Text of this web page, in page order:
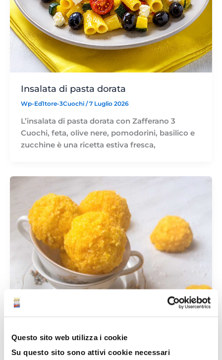
Questo sito web utilizza i cookie
Su questo sito sono attivi cookie necessari
Insalata di pasta dorata
Wp-Ed1tore-3Cuochi /7 Luglio 2026
L’insalata di pasta dorata con Zafferano 3
Cuochi, feta, olive nere, pomodorini, basilico e
zucchine è una ricetta estiva fresca,